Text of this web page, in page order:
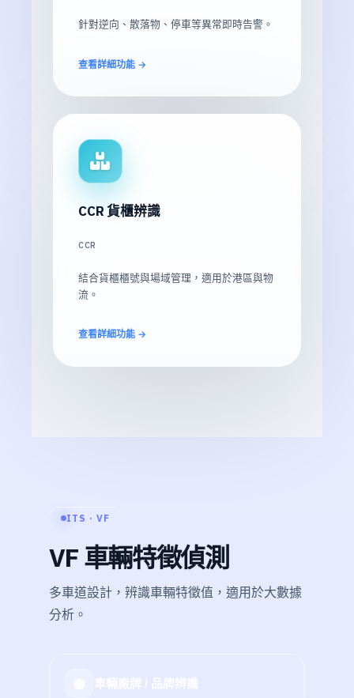
針對逆向、散落物、停車等異常即時告警。
查看詳細功能 →
CCR 貨櫃辨識
CCR
結合貨櫃櫃號與場域管理，適用於港區與物
流。
查看詳細功能 →
ITS · VF
VF 車輛特徵偵測
多車道設計，辨識車輛特徵值，適用於大數據
分析。
車輛廠牌 / 品牌辨識